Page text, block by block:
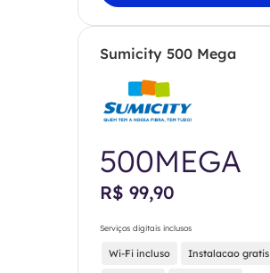
Sumicity 500 Mega
500MEGA
R$ 99,90
Serviços digitais inclusos
Wi-Fi incluso Instalacao gratis